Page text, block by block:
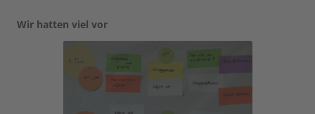
Wir hatten viel vor